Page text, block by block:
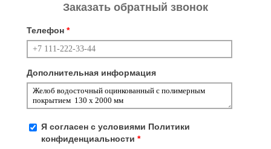
Заказать обратный звонок
Телефон *
Дополнительная информация
Я согласен с условиями Политики
конфиденциальности *